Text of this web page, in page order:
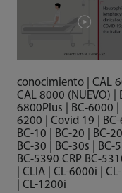
BS-240
conocimiento | CAL
CAL 8000 (NUEVO) |
6800Plus | BC-6000 |
6200 | Covid 19 | BC-
BC-10 | BC-20 | BC-
BC-30 | BC-30s | BC-
BC-5390 CRP BC-
| CLIA | CL-6000i |
| CL-1200i